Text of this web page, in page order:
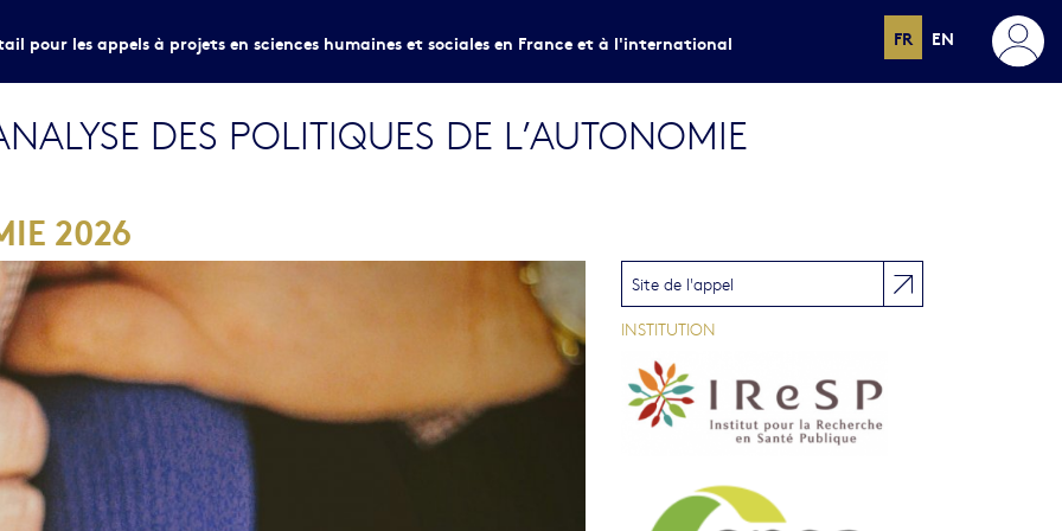
pour les appels à projets en sciences humaines et sociales en France et à l'international FR EN
DES POLITIQUES DE L’AUTONOMIE
2026
Site de l'appel
INSTITUTION